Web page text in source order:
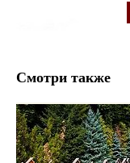
Смотри также